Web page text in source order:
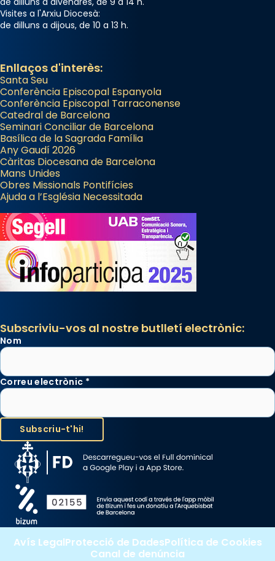
Visites a l'Arxiu Diocesà:
de dilluns a dijous, de 10 a 13 h.
Enllaços d'interès:
Santa Seu
Conferència Episcopal Espanyola
Conferència Episcopal Tarraconense
Catedral de Barcelona
Seminari Conciliar de Barcelona
Basílica de la Sagrada Família
Any Gaudí 2026
Càritas Diocesana de Barcelona
Mans Unides
Obres Missionals Pontifícies
Ajuda a l’Església Necessitada
Subscriviu-vos al nostre butlletí electrònic:
Nom
Correu electrònic *
Avís LegalProtecció de DadesPolítica de Cookies
Canal de denúncia